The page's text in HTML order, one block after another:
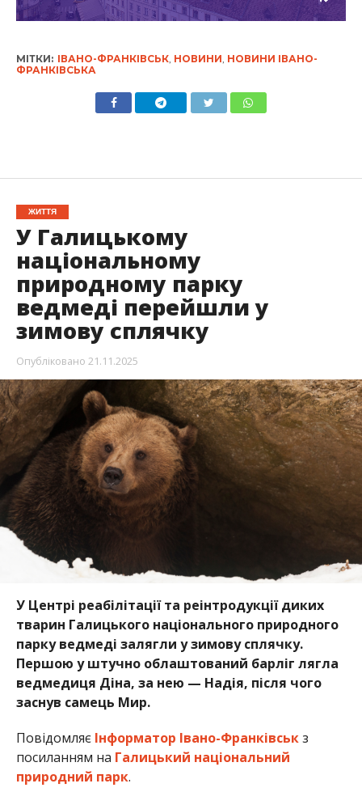
МІТКИ: ІВАНО-ФРАНКІВСЬК, НОВИНИ, НОВИНИ ІВАНО-
ФРАНКІВСЬКА
ЖИТТЯ
У Галицькому
національному
природному парку
ведмеді перейшли у
зимову сплячку
Опубліковано 21.11.2025
У Центрі реабілітації та реінтродукції диких
тварин Галицького національного природного
парку ведмеді залягли у зимову сплячку.
Першою у штучно облаштований барліг лягла
ведмедиця Діна, за нею — Надія, після чого
заснув самець Мир.
Повідомляє Інформатор Івано-Франківськз
посиланням на Галицький національний
природний парк.